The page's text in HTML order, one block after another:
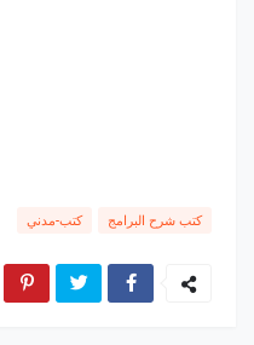
كتب شرح البرامج كتب-مدني